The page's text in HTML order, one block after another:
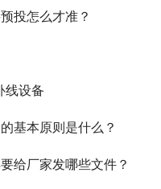
投怎么才准？
线设备
基本原则是什么？
给厂家发哪些文件？